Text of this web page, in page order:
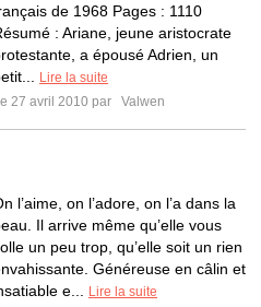
de 1968 Pages : 1110
: Ariane, jeune aristocrate
a épousé Adrien, un
Lire la suite
27 avril 2010 par
Valwen
l’aime, on l’adore, on l’a dans la
Il arrive même qu’elle vous
un peu trop, qu’elle soit un rien
Généreuse en câlin et
e...
Lire la suite